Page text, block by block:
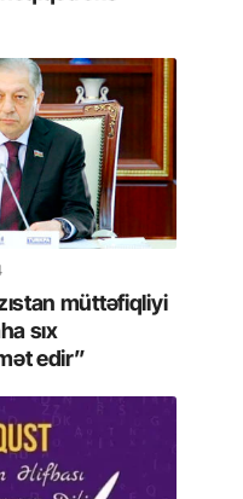
müttəfiqliyi
sıx
edir”